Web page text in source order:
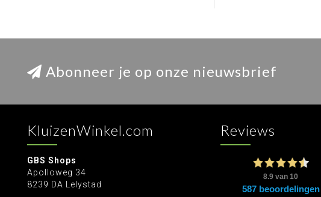
Abonneer je op onze nieuwsbrief
KluizenWinkel.com
GBS Shops
Apolloweg 34
8239 DA Lelystad
Reviews